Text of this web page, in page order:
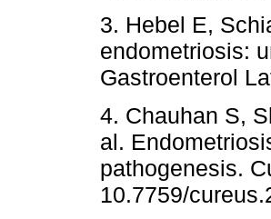
3. Hebel E,
endometriosis:
Gastroenterol
4. Chauhan S,
al.
pathogenesis.
10.7759/